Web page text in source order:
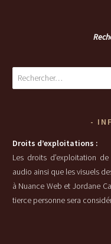
Rechercher :
Droits d’exploitations :
Les droits d’exploitation
audio ainsi que les visuels
à Nuance Web et Jordane
tierce personne sera